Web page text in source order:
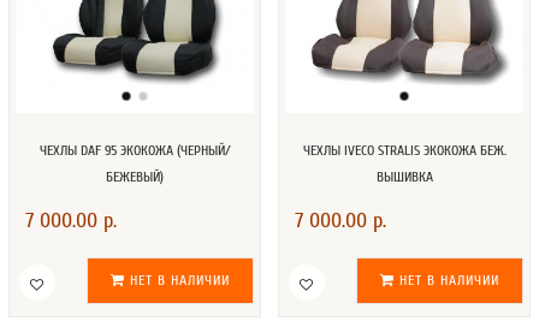
ЧЕХЛЫ DAF 95 ЭКОКОЖА (ЧЕРНЫЙ/
БЕЖЕВЫЙ)
7 000.00 р.
НЕТ В НАЛИЧИИ
ЧЕХЛЫ IVECO STRALIS ЭКОКОЖА БЕЖ.
ВЫШИВКА
7 000.00 р.
НЕТ В НАЛИЧИИ